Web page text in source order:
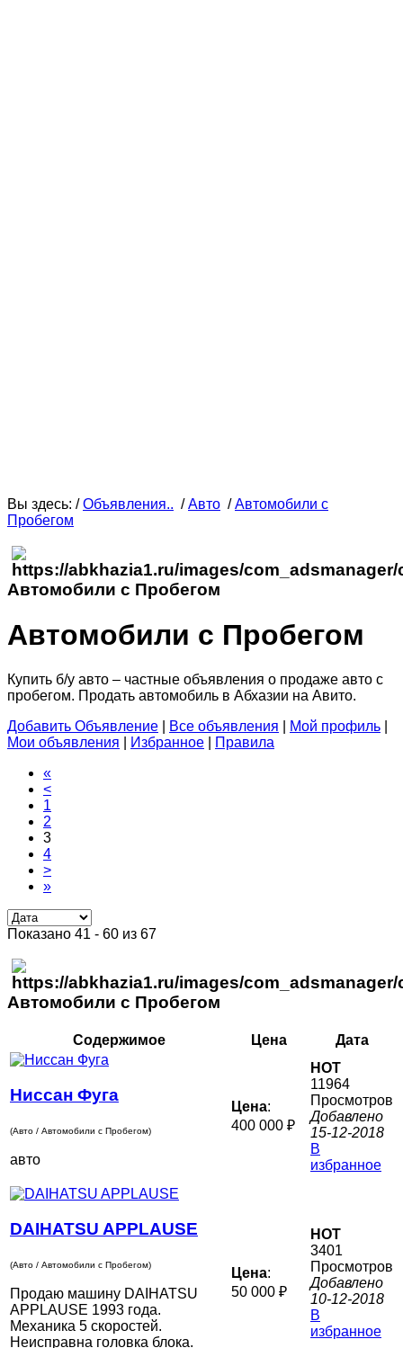
Вы здесь: /Объявления.. /Авто /Автомобили с
Пробегом
Автомобили с Пробегом
Автомобили с Пробегом
Купить б/у авто – частные объявления о продаже авто с
пробегом. Продать автомобиль в Абхазии на Авито.
Добавить Объявление
Все объявления Мой профиль
Мои объявления
Избранное
Правила
«
<
1
2
3
4
>
»
Показано 41 - 60 из 67
Автомобили с Пробегом
Содержимое Цена Дата
Ниссан Фуга
(Авто / Автомобили с Пробегом)
авто
Цена:
400 000 ₽
HOT
11964
Просмотров
Добавлено
15-12-2018
В
избранное
DAIHATSU APPLAUSE
(Авто / Автомобили с Пробегом)
Продаю машину DAIHATSU
APPLAUSE 1993 года.
Механика 5 скоростей.
Неисправна головка блока.
Цена:
50 000 ₽
HOT
3401
Просмотров
Добавлено
10-12-2018
В
избранное